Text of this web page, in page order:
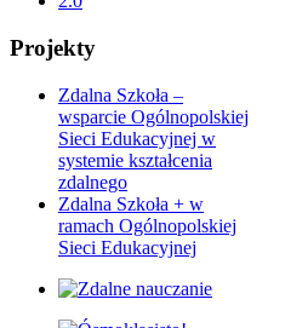
Projekty
Zdalna Szkoła –
wsparcie Ogólnopolskiej
Sieci Edukacyjnej w
systemie kształcenia
zdalnego
Zdalna Szkoła + w
ramach Ogólnopolskiej
Sieci Edukacyjnej